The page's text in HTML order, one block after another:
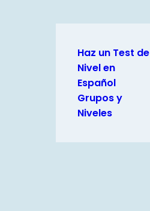
Haz un Test de
Nivel en
Español
Grupos y
Niveles